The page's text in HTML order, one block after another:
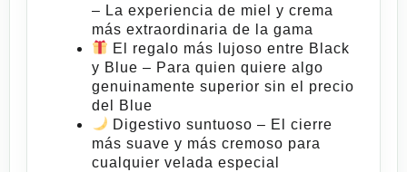
– La experiencia de miel y crema
más extraordinaria de la gama
El regalo más lujoso entre Black
y Blue – Para quien quiere algo
genuinamente superior sin el precio
del Blue
Digestivo suntuoso – El cierre
más suave y más cremoso para
cualquier velada especial